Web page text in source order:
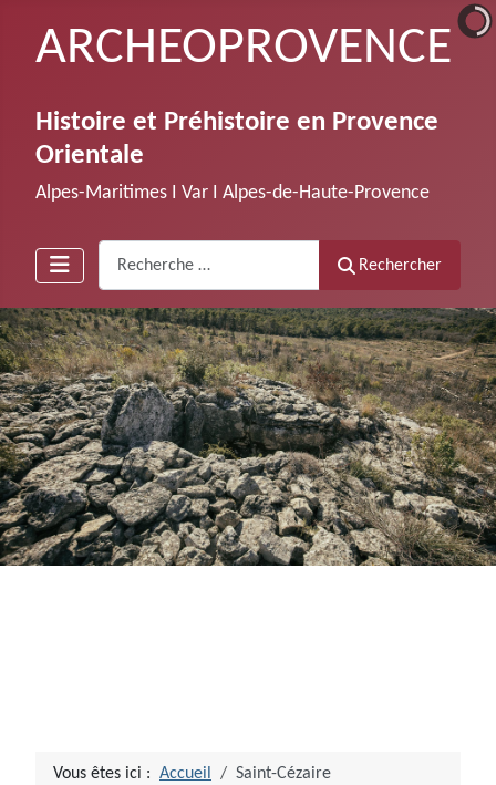
ARCHEOPROVENCE
Histoire et Préhistoire en Provence
Orientale
Alpes-Maritimes Ι Var Ι Alpes-de-Haute-Provence
Rechercher
Vous êtes ici : Accueil Saint-Cézaire